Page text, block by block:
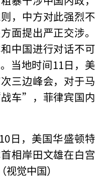
，中方对此强烈不
面提出严正交涉。
中国进行对话不可
当地时间11日，美
三边峰会，对于马
车”，菲律宾国内
日，美国华盛顿特
相岸田文雄在白宫
觉中国）